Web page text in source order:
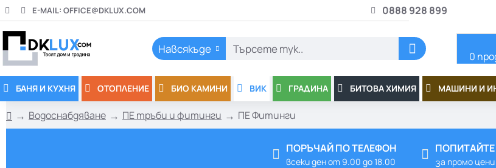
E-MAIL: OFFICE@DKLUX.COM 0888 928 899
Навсякъде
Търсете
0
БАНЯ И КУХНЯ ОТОПЛЕНИЕ БИО КАМИНИ ВИК ГРАДИНА БИТОВА ХИМИЯ МАШИНИ И
h
Водоснабдяване ПЕ тръби и фитинги ПЕ Фитинги
ПОРЪЧАЙ ПО ТЕЛЕФОН
всеки ден от 9.00 до 18.00 за промо